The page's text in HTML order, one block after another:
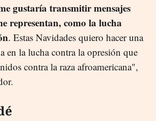
gustaría transmitir mensajes
representan, como la lucha
. Estas Navidades quiero hacer una
en la lucha contra la opresión que
contra la raza afroamericana",